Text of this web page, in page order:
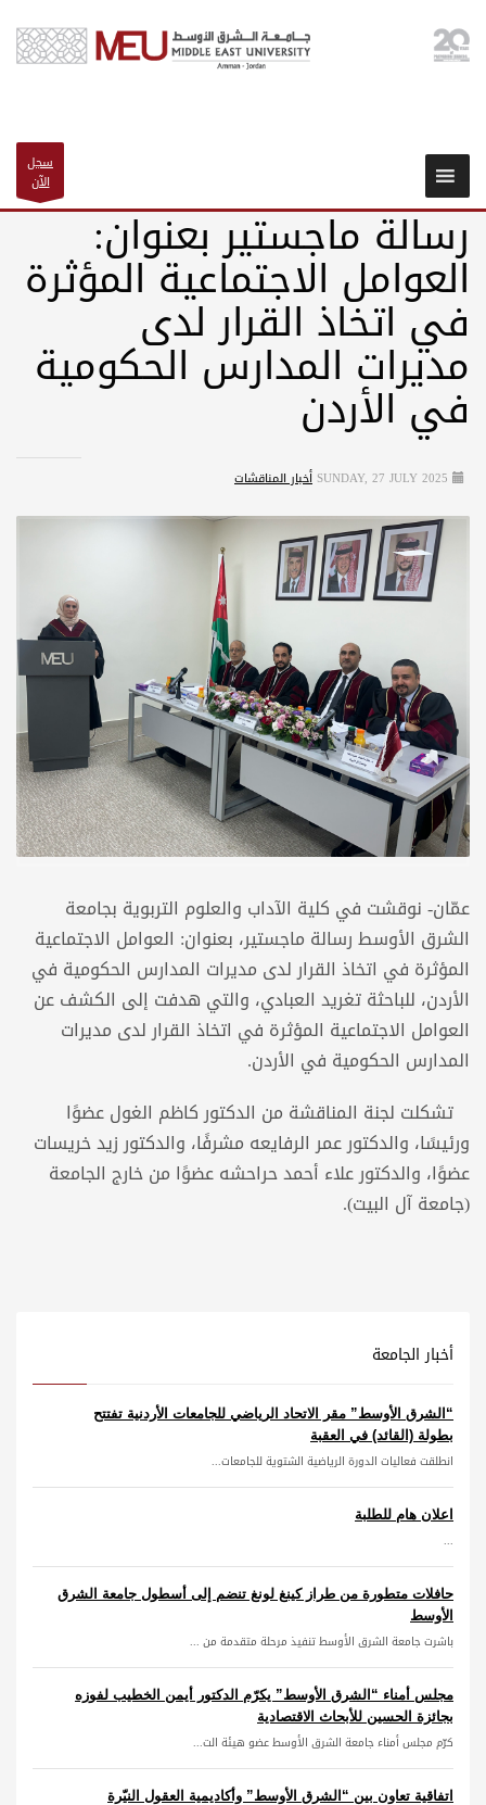
سجل
الآن
رسالة ماجستير بعنوان:
العوامل الاجتماعية المؤثرة
في اتخاذ القرار لدى
مديرات المدارس الحكومية
في الأردن
SUNDAY, 27 JULY 2025 أخبار المناقشات
عمّان- نوقشت في كلية الآداب والعلوم التربوية بجامعة
الشرق الأوسط رسالة ماجستير، بعنوان: العوامل الاجتماعية
المؤثرة في اتخاذ القرار لدى مديرات المدارس الحكومية في
الأردن، للباحثة تغريد العبادي، والتي هدفت إلى الكشف عن
العوامل الاجتماعية المؤثرة في اتخاذ القرار لدى مديرات
المدارس الحكومية في الأردن.
تشكلت لجنة المناقشة من الدكتور كاظم الغول عضوًا
ورئيسًا، والدكتور عمر الرفايعه مشرفًا، والدكتور زيد خريسات
عضوًا، والدكتور علاء أحمد حراحشه عضوًا من خارج الجامعة
(جامعة آل البيت).
أخبار الجامعة
“الشرق الأوسط” مقر الاتحاد الرياضي للجامعات الأردنية تفتتح
بطولة (القائد) في العقبة
انطلقت فعاليات الدورة الرياضية الشتوية للجامعات...
اعلان هام للطلبة
...
حافلات متطورة من طراز كينغ لونغ تنضم إلى أسطول جامعة الشرق
الأوسط
باشرت جامعة الشرق الأوسط تنفيذ مرحلة متقدمة من ...
مجلس أمناء “الشرق الأوسط” يكرّم الدكتور أيمن الخطيب لفوزه
بجائزة الحسين للأبحاث الاقتصادية
كرّم مجلس أمناء جامعة الشرق الأوسط عضو هيئة الت...
اتفاقية تعاون بين “الشرق الأوسط” وأكاديمية العقول النيّرة